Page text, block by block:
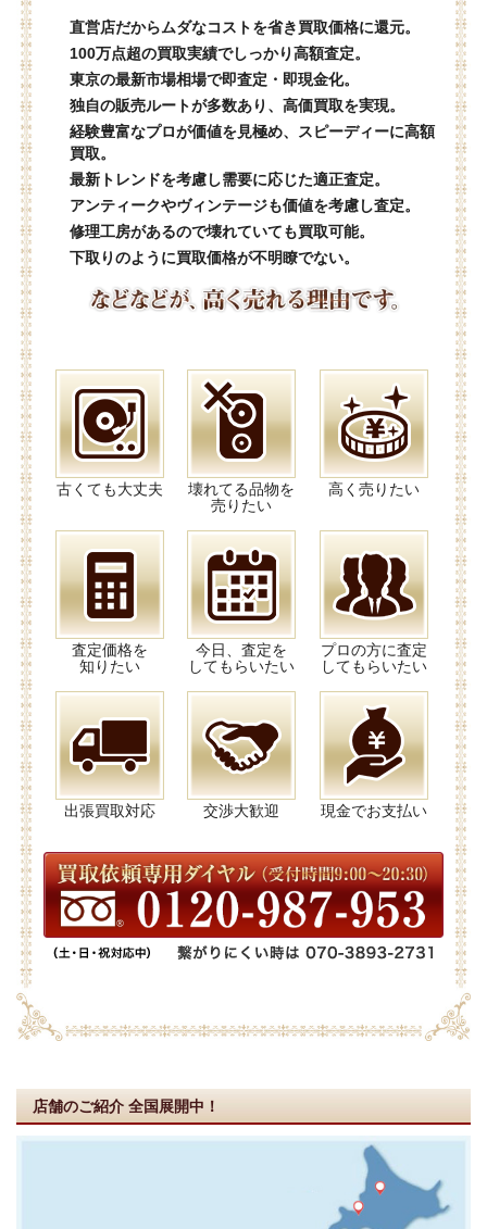
直営店だからムダなコストを省き買取価格に還元。
100万点超の買取実績でしっかり高額査定。
東京の最新市場相場で即査定・即現金化。
独自の販売ルートが多数あり、高価買取を実現。
経験豊富なプロが価値を見極め、スピーディーに高額
買取。
最新トレンドを考慮し需要に応じた適正査定。
アンティークやヴィンテージも価値を考慮し査定。
修理工房があるので壊れていても買取可能。
下取りのように買取価格が不明瞭でない。
古くても大丈夫
壊れてる品物を
売りたい
高く売りたい
査定価格を
知りたい
今日、査定を
してもらいたい
プロの方に査定
してもらいたい
出張買取対応 交渉大歓迎 現金でお支払い
店舗のご紹介 全国展開中！